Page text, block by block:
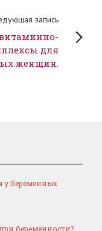
запись
для
женщин.
у беременных
беременности?